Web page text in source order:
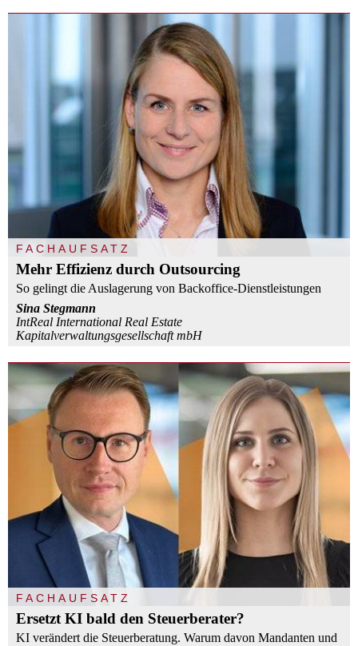
FACHAUFSATZ
Mehr Effizienz durch Outsourcing
So gelingt die Auslagerung von Backoffice-Dienstleistungen
Sina Stegmann
IntReal International Real Estate
Kapitalverwaltungsgesellschaft mbH
FACHAUFSATZ
Ersetzt KI bald den Steuerberater?
KI verändert die Steuerberatung. Warum davon Mandanten und